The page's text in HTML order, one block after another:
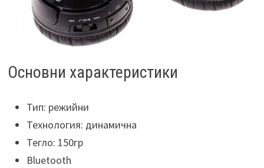
Основни характеристики
Тип: режийни
Технология: динамична
Тегло: 150гр
Bluetooth